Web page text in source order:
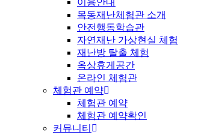
이용안내
목동재난체험관 소개
안전행동학습관
자연재난 가상현실 체험
재난방 탈출 체험
옥상휴게공간
온라인 체험관
체험관 예약
체험관 예약
체험관 예약확인
커뮤니티